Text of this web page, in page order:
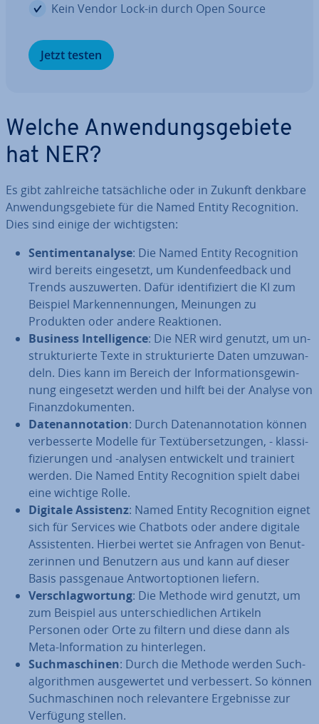
Kein Vendor Lock-in durch Open Source
Jetzt testen
Welche An­wen­dungs­ge­bie­te
hat NER?
Es gibt zahl­rei­che tat­säch­li­che oder in Zukunft denkbare
An­wen­dungs­ge­bie­te für die Named Entity Re­co­gni­ti­on.
Dies sind einige der wich­tigs­ten:
Sen­ti­ment­ana­ly­se: Die Named Entity Re­co­gni­ti­on
wird bereits ein­ge­setzt, um Kun­den­feed­back und
Trends aus­zu­wer­ten. Dafür iden­ti­fi­ziert die KI zum
Beispiel Mar­ken­nen­nun­gen, Meinungen zu
Produkten oder andere Re­ak­tio­nen.
Business In­tel­li­gence: Die NER wird genutzt, um un­
struk­tu­rier­te Texte in struk­tu­rier­te Daten um­zu­wan­
deln. Dies kann im Bereich der In­for­ma­ti­ons­ge­win­
nung ein­ge­setzt werden und hilft bei der Analyse von
Fi­nanz­do­ku­men­ten.
Da­ten­an­no­ta­ti­on: Durch Da­ten­an­no­ta­ti­on können
ver­bes­ser­te Modelle für Text­über­set­zun­gen, - klas­si­
fi­zie­run­gen und -analysen ent­wi­ckelt und trainiert
werden. Die Named Entity Re­co­gni­ti­on spielt dabei
eine wichtige Rolle.
Digitale Assistenz: Named Entity Re­co­gni­ti­on eignet
sich für Services wie Chatbots oder andere digitale
As­sis­ten­ten. Hierbei wertet sie Anfragen von Be­nut­
ze­rin­nen und Benutzern aus und kann auf dieser
Basis pass­ge­naue Ant­wort­op­tio­nen liefern.
Ver­schlag­wor­tung: Die Methode wird genutzt, um
zum Beispiel aus un­ter­schied­li­chen Artikeln
Personen oder Orte zu filtern und diese dann als
Meta-In­for­ma­ti­on zu hin­ter­le­gen.
Such­ma­schi­nen: Durch die Methode werden Such­
al­go­rith­men aus­ge­wer­tet und ver­bes­sert. So können
Such­ma­schi­nen noch re­le­van­te­re Er­geb­nis­se zur
Verfügung stellen.